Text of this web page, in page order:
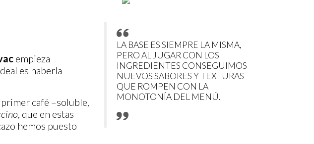
empieza
es haberla
café –soluble,
, que en estas
hemos puesto
LA BASE ES SIEMPRE LA MISMA,
PERO AL JUGAR CON LOS
INGREDIENTES CONSEGUIMOS
NUEVOS SABORES Y TEXTURAS
QUE ROMPEN CON LA
MONOTONÍA DEL MENÚ.